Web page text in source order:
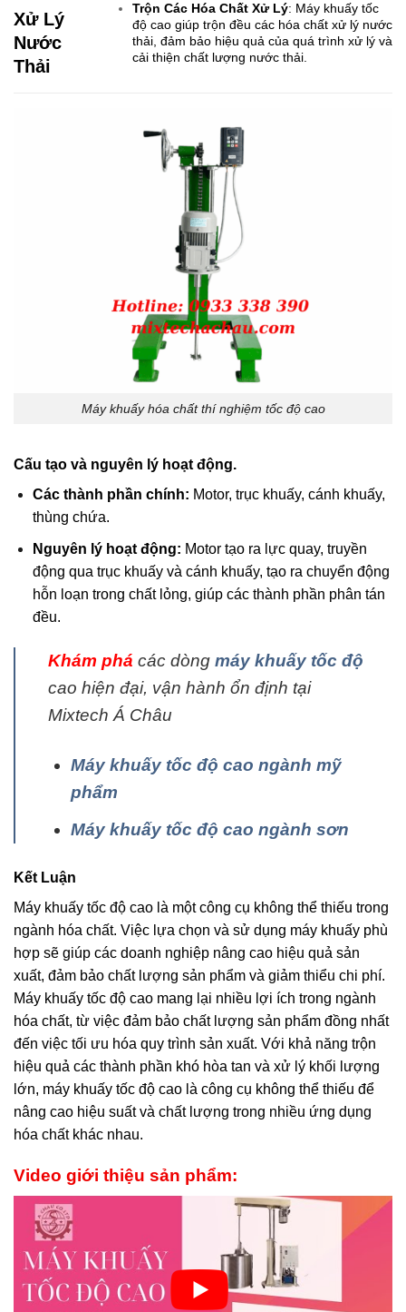
Xử Lý
Nước
Thải
Trộn Các Hóa Chất Xử Lý: Máy khuấy tốc
độ cao giúp trộn đều các hóa chất xử lý nước
thải, đảm bảo hiệu quả của quá trình xử lý và
cải thiện chất lượng nước thải.
Máy khuấy hóa chất thí nghiệm tốc độ cao
Cấu tạo và nguyên lý hoạt động.
Các thành phần chính: Motor, trục khuấy, cánh khuấy,
thùng chứa.
Nguyên lý hoạt động: Motor tạo ra lực quay, truyền
động qua trục khuấy và cánh khuấy, tạo ra chuyển động
hỗn loạn trong chất lỏng, giúp các thành phần phân tán
đều.
Khám phá các dòng máy khuấy tốc độ
cao hiện đại, vận hành ổn định tại
Mixtech Á Châu
Máy khuấy tốc độ cao ngành mỹ
phẩm
Máy khuấy tốc độ cao ngành sơn
Kết Luận
Máy khuấy tốc độ cao là một công cụ không thể thiếu trong
ngành hóa chất. Việc lựa chọn và sử dụng máy khuấy phù
hợp sẽ giúp các doanh nghiệp nâng cao hiệu quả sản
xuất, đảm bảo chất lượng sản phẩm và giảm thiểu chi phí.
Máy khuấy tốc độ cao mang lại nhiều lợi ích trong ngành
hóa chất, từ việc đảm bảo chất lượng sản phẩm đồng nhất
đến việc tối ưu hóa quy trình sản xuất. Với khả năng trộn
hiệu quả các thành phần khó hòa tan và xử lý khối lượng
lớn, máy khuấy tốc độ cao là công cụ không thể thiếu để
nâng cao hiệu suất và chất lượng trong nhiều ứng dụng
hóa chất khác nhau.
Video giới thiệu sản phẩm: